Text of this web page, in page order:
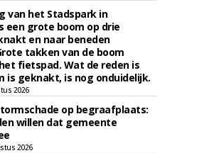
van het Stadspark in
een grote boom op drie
en naar beneden
takken van de boom
fietspad. Wat de reden is
is geknakt, is nog onduidelijk.
2026
op begraafplaats:
willen dat gemeente
2026